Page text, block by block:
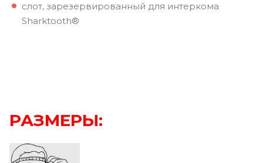
слот, зарезервированный для интеркома
Sharktooth®
РАЗМЕРЫ: